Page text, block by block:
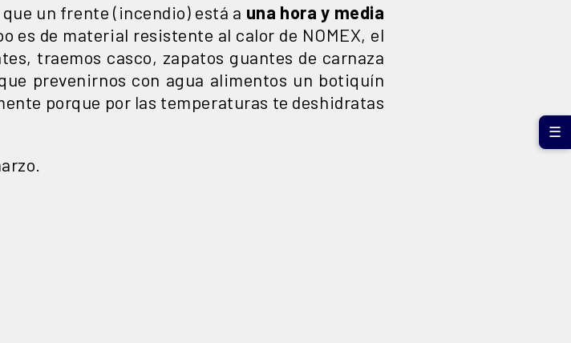
un frente (incendio) está a una hora y media
es de material resistente al calor de NOMEX, el
traemos casco, zapatos guantes de carnaza
prevenirnos con agua alimentos un botiquín
porque por las temperaturas te deshidratas
☰